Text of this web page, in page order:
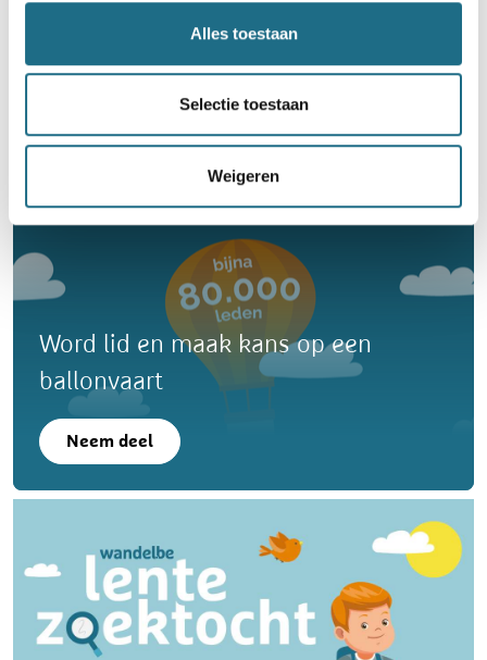
Alles toestaan
Selectie toestaan
Weigeren
14 km 18 km
Zondag 8 november 2026
Bavegem (Sint-Lievens-Houtem), Oost-Vlaanderen
Word lid en maak kans op een
ballonvaart
Neem deel